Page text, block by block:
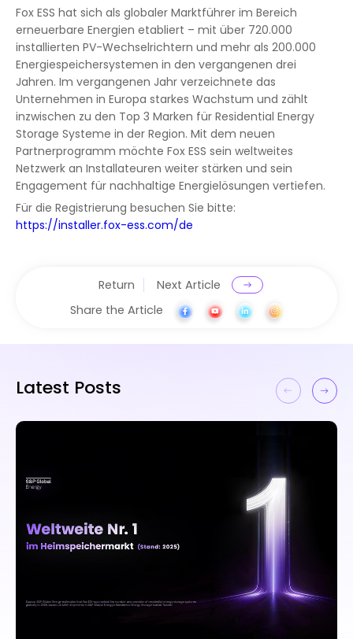
Fox ESS hat sich als globaler Marktführer im Bereich
erneuerbare Energien etabliert – mit über 720.000
installierten PV-Wechselrichtern und mehr als 200.000
Energiespeichersystemen in den vergangenen drei
Jahren. Im vergangenen Jahr verzeichnete das
Unternehmen in Europa starkes Wachstum und zählt
inzwischen zu den Top 3 Marken für Residential Energy
Storage Systeme in der Region. Mit dem neuen
Partnerprogramm möchte Fox ESS sein weltweites
Netzwerk an Installateuren weiter stärken und sein
Engagement für nachhaltige Energielösungen vertiefen.
Für die Registrierung besuchen Sie bitte:
https://installer.fox-ess.com/de
Return
Next Article
Share the Article
Latest Posts